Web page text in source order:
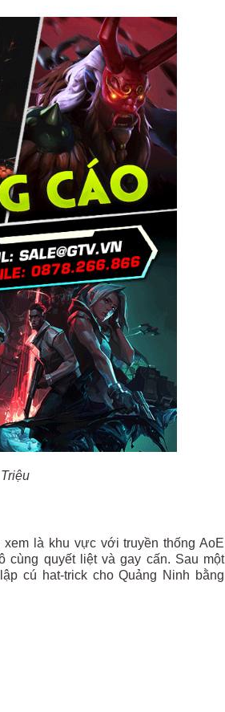
là khu vực với truyền thống AoE
cùng quyết liệt và gay cấn. Sau một
cú hat-trick cho Quảng Ninh bằng